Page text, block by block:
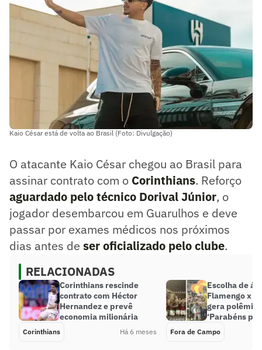
Kaio César está de volta ao Brasil (Foto: Divulgação)
O atacante Kaio César chegou ao Brasil para
assinar contrato com o Corinthians. Reforço
aguardado pelo técnico Dorival Júnior, o
jogador desembarcou em Guarulhos e deve
passar por exames médicos nos próximos
dias antes de ser oficializado pelo clube.
RELACIONADAS
Corinthians rescinde
contrato com Héctor
Hernandez e prevê
economia milionária
Corinthians Há 6 meses
Escolha de
Flamengo x
gera
‘Parabéns
Fora de Campo